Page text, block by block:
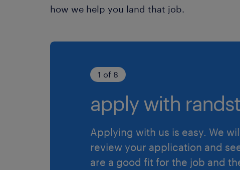
how we help you land that job.
1 of 8
apply with
Applying with us is easy. We
review your application and
are a good fit for the job and